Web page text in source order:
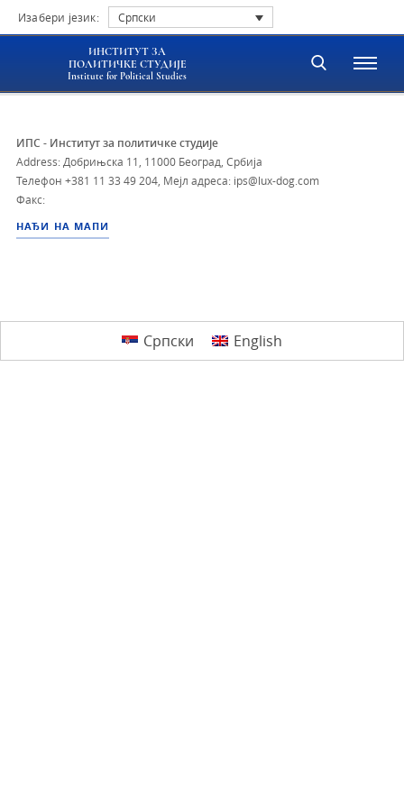
Изабери језик: Српски
ИНСТИТУТ ЗА
ПОЛИТИЧКЕ СТУДИЈЕ
Institute for Political Studies
ИПС - Институт за политичке студије
Address: Добрињска 11, 11000 Београд, Србија
Телефон +381 11 33 49 204 Мејл адреса: ips@lux-dog.com
Факс:
НАЂИ НА МАПИ
Српски English